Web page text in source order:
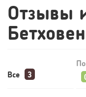
Отзывы
Бетховен
Все